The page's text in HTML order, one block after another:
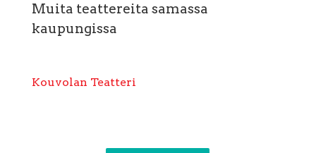
Muita teattereita samassa
kaupungissa
Kouvolan Teatteri